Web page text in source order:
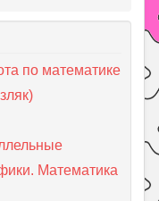
по математике
Математика